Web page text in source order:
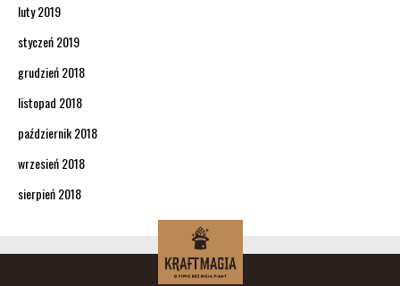
luty 2019
styczeń 2019
grudzień 2018
listopad 2018
październik 2018
wrzesień 2018
sierpień 2018